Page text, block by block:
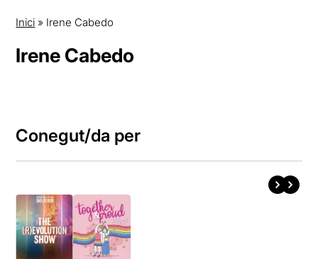
Inici » Irene Cabedo
Irene Cabedo
Conegut/da per